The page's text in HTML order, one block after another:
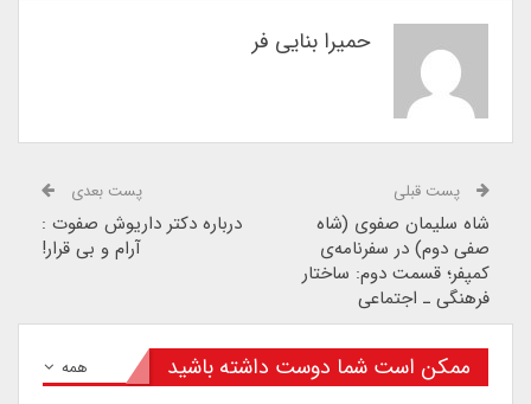
حمیرا بنایی فر
پست قبلی
شاه سلیمان صفوی (شاه
صفی دوم) در سفرنامه‌ی
کمپفر؛ قسمت دوم: ساختار
فرهنگی‌ ـ اجتماعی
پست بعدی
درباره دکتر داریوش صفوت :
آرام و بى قرار!
همه ممکن است شما دوست داشته باشید